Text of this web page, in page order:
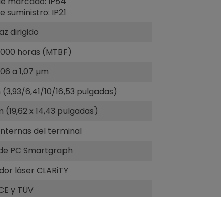
suministro: IP21
dirigido
horas (MTBF)
a 1,07 µm
6,41/10/16,53 pulgadas)
(19,62 x 14,43 pulgadas)
del terminal
PC Smartgraph
láser CLARiTY
y TÜV